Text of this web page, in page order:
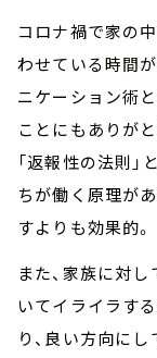
コロナ禍で家の
わせている時間
ニケーション術
ことにもありが
「返報性の法則
ちが働く原理が
すよりも効果的。
また、家族に対し
いてイライラす
り、良い方向に